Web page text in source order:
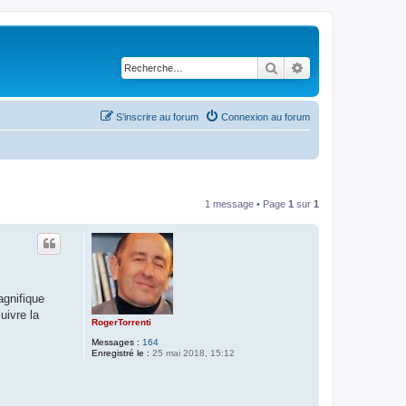
Rechercher
Connexion au forum
S’inscrire au forum
1 message • Page 1 sur 1
RogerTorrenti
Messages : 164
Enregistré le : 25 mai 2018, 15:12
la